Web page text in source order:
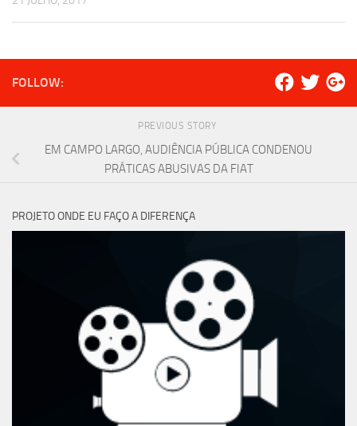
FOLLOW:
PREVIOUS STORY
EM CAMPO LARGO, AUDIÊNCIA PÚBLICA CONDENOU
PRÁTICAS ABUSIVAS DA FIAT
PROJETO ONDE EU FAÇO A DIFERENÇA